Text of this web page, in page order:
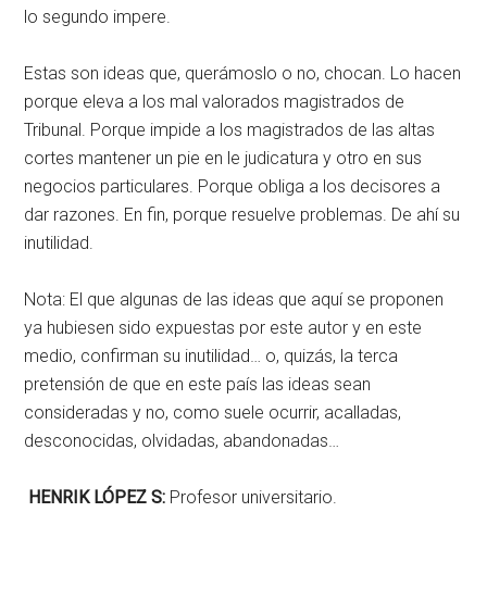
lo segundo impere.
Estas son ideas que, querámoslo o no, chocan. Lo hacen
porque eleva a los mal valorados magistrados de
Tribunal. Porque impide a los magistrados de las altas
cortes mantener un pie en le judicatura y otro en sus
negocios particulares. Porque obliga a los decisores a
dar razones. En fin, porque resuelve problemas. De ahí su
inutilidad.
Nota: El que algunas de las ideas que aquí se proponen
ya hubiesen sido expuestas por este autor y en este
medio, confirman su inutilidad… o, quizás, la terca
pretensión de que en este país las ideas sean
consideradas y no, como suele ocurrir, acalladas,
desconocidas, olvidadas, abandonadas…
HENRIK LÓPEZ S: Profesor universitario.